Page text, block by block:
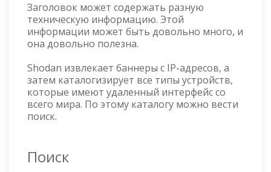
Заголовок может содержать разную
техническую информацию. Этой
информации может быть довольно много, и
она довольно полезна.
Shodan извлекает баннеры с IP-адресов, а
затем каталогизирует все типы устройств,
которые имеют удаленный интерфейс со
всего мира. По этому каталогу можно вести
поиск.
Поиск